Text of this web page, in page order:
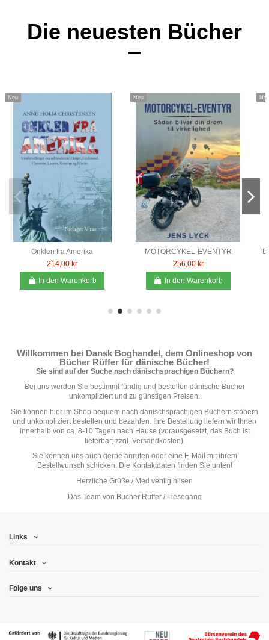
Die neuesten Bücher
Neu
De Sorte Magter 3 - Hadets bog
276,00 kr
In den Warenkorb
Neu
Lustrum
345,00 kr
In den Warenkorb
Willkommen bei Dansk Boghandel, dem Onlineshop von
Bücher Rüffer für dänische Bücher!
Sie sind auf der Suche nach dänischsprachigen Büchern?
Bei uns werden Sie bestimmt fündig und bestellen dänische Bücher
unkompliziert und zu günstigen Preisen.
Sie können hier im Shop bequem nach dänischsprachigen Büchern stöbern
und unkompliziert bestellen und bezahlen. Ihre Bestellung liefern wir Ihnen
innerhalb von ca. 8-10 Tagen nach Hause (vorausgesetzt, das Buch ist
lieferbar; zzgl. Versandkosten).
Sie können uns auch gerne anrufen oder eine E-Mail mit ihrem
Bestellwunsch schicken. Die Kontaktdaten finden Sie unten!
Herzliche Grüße / Med venlig hilsen
Das Team von Bücher Rüffer / Liesegang
Links
Kontakt
Folge uns